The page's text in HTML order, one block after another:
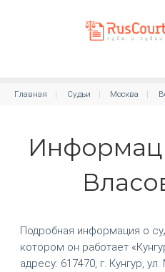
Главная Судьи Москва
Подробная информация о
котором он работает
адресу: 617470, г. Кунгур,